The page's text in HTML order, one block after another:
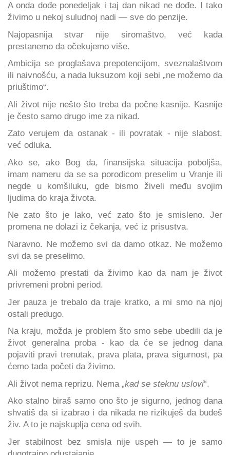
A onda dođe ponedeljak i taj dan nikad ne dođe. I tako
živimo u nekoj suludnoj nadi — sve do penzije.
Najopasnija stvar nije siromaštvo, već kada
prestanemo da očekujemo više.
Ambicija se proglašava prepotencijom, sveznalaštvom
ili naivnošću, a nada luksuzom koji sebi „ne možemo da
priuštimo“.
Ali život nije nešto što treba da počne kasnije. Kasnije
je često samo drugo ime za nikad.
Zato verujem da ostanak - ili povratak - nije slabost,
već odluka.
Ako se, ako Bog da, finansijska situacija poboljša,
imam nameru da se sa porodicom preselim u Vranje ili
negde u komšiluku, gde bismo živeli među svojim
ljudima do kraja života.
Ne zato što je lako, već zato što je smisleno. Jer
promena ne dolazi iz čekanja, već iz prisustva.
Naravno. Ne možemo svi da damo otkaz. Ne možemo
svi da se preselimo.
Ali možemo prestati da živimo kao da nam je život
privremeni probni period.
Jer pauza je trebalo da traje kratko, a mi smo na njoj
ostali predugo.
Na kraju, možda je problem što smo sebe ubedili da je
život generalna proba - kao da će se jednog dana
pojaviti pravi trenutak, prava plata, prava sigurnost, pa
ćemo tada početi da živimo.
Ali život nema reprizu. Nema „ kad se steknu uslovi“.
Ako stalno biraš samo ono što je sigurno, jednog dana
shvatiš da si izabrao i da nikada ne rizikuješ da budeš
živ. A to je najskuplja cena od svih.
Jer stabilnost bez smisla nije uspeh — to je samo